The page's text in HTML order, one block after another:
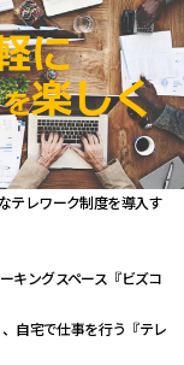
テレワーク制度を導入す
キングスペース『ビズコ
自宅で仕事を行う『テレ